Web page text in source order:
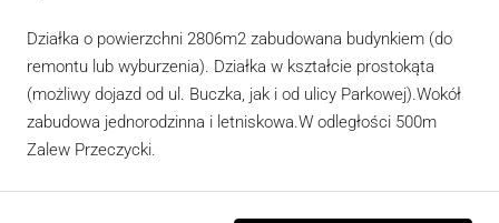
Działka o powierzchni 2806m2 zabudowana budynkiem (do
remontu lub wyburzenia). Działka w kształcie prostokąta
(możliwy dojazd od ul. Buczka, jak i od ulicy Parkowej).Wokół
zabudowa jednorodzinna i letniskowa.W odległości 500m
Zalew Przeczycki.